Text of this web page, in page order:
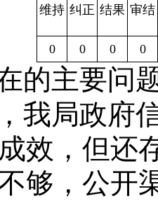
维持 纠正 结果 审结
0 0 0 0
的主要问
我局政府
效，但还
够，公开